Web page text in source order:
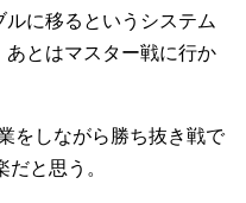
に移るというシステム
あとはマスター戦に行か
をしながら勝ち抜き戦で
と思う。